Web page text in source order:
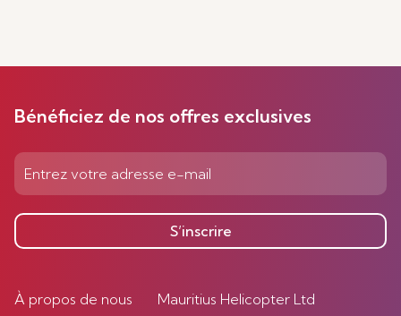
Bénéficiez de nos offres exclusives
S’inscrire
À propos de nous
Mauritius Helicopter Ltd